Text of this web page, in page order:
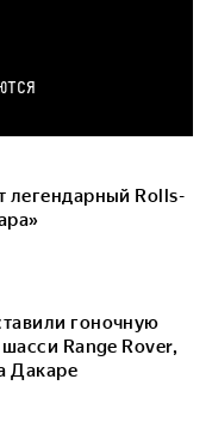
легендарный Rolls-
гоночную
Range Rover,
Дакаре